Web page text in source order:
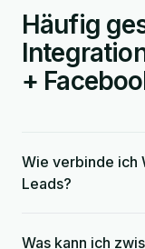
Häufig
+
Wie verbinde ich
Leads?
Was kann ich